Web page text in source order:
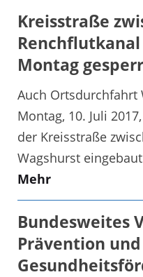
Kreisstraße
Montag
Auch Ortsdurchfahrt
Montag, 10. Juli
der Kreisstraße
Wagshurst
Mehr
Bundesweites
Prävention und